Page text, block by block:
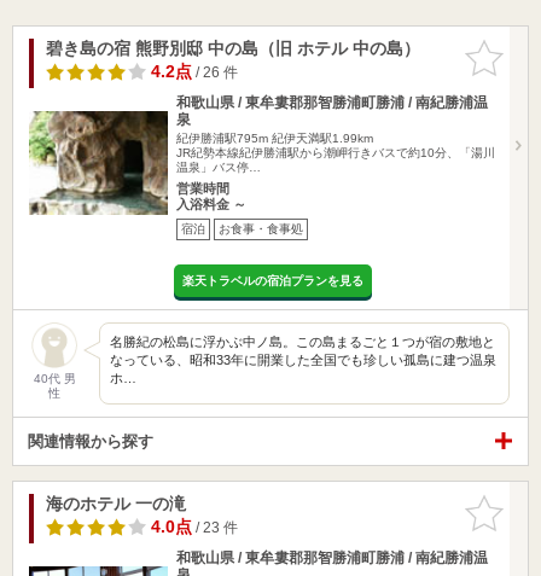
お気に入
りに追加
碧き島の宿 熊野別邸 中の島（旧 ホテル 中の島）
4.2点/ 26 件
和歌山県 / 東牟婁郡那智勝浦町勝浦 / 南紀勝浦温
泉
紀伊勝浦駅795m 紀伊天満駅1.99km
JR紀勢本線紀伊勝浦駅から潮岬行きバスで約10分、「湯川
温泉」バス停…
営業時間
入浴料金 ～
宿泊 お食事・食事処
楽天トラベルの宿泊プランを見る
40代 男
性
名勝紀の松島に浮かぶ中ノ島。この島まるごと１つが宿の敷地と
なっている、昭和33年に開業した全国でも珍しい孤島に建つ温泉
ホ…
関連情報から探す
お気に入
りに追加
海のホテル 一の滝
4.0点/ 23 件
和歌山県 / 東牟婁郡那智勝浦町勝浦 / 南紀勝浦温